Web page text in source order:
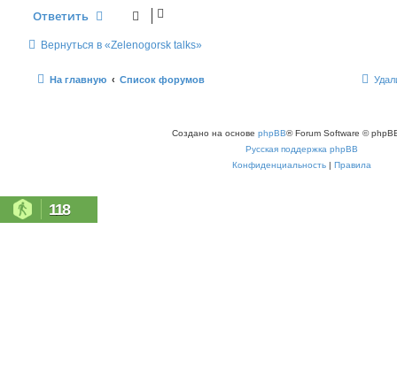
е
Ответить
Вернуться в «Zelenogorsk talks»
На главную Список форумов
Создано на основе phpBB® Forum Software ©
Русская поддержка phpBB
Конфиденциальность | Правила
118